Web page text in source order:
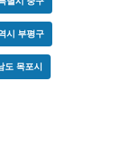
시 부평구
도 목포시